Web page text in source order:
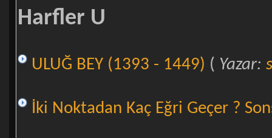
Harfler U
ULUĞ BEY (1393 - 1449) ( Yazar:
İki Noktadan Kaç Eğri Geçer ?